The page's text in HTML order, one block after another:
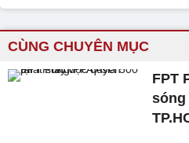
CÙNG CHUYÊN MỤC
FPT
sóng